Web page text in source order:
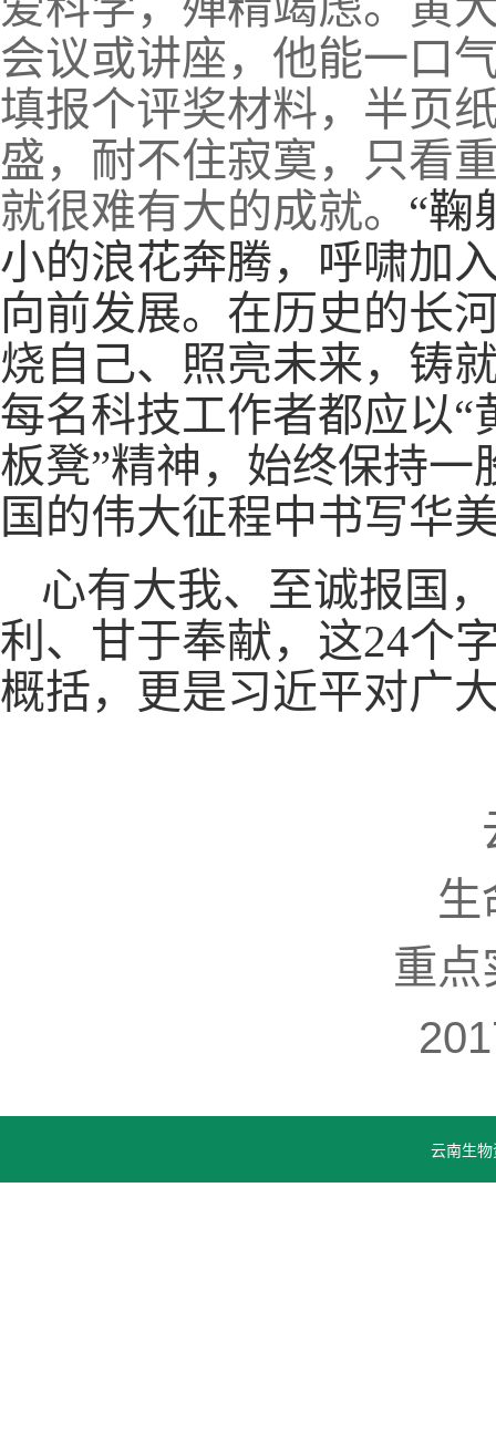
会议或讲座，他能一口
填报个评奖材料，半页
盛，耐不住寂寞，只看
就很难有大的成就。 “鞠
小的浪花奔腾，呼啸加
向前发展。在历史的长
烧自己、照亮未来，铸
每名科技工作者都应以“
板凳”精神，始终保持
国的伟大征程中书写华
心有大我、至诚报国
利、甘于奉献，这24个
概括，更是习近平对广
生
重点
云南生